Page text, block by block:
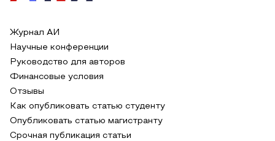
Журнал АИ
Научные конференции
Руководство для авторов
Финансовые условия
Отзывы
Как опубликовать статью студенту
Опубликовать статью магистранту
Срочная публикация статьи